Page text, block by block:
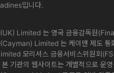
입니다.
Limited 는 영국 금융감독원
Limited 는 케이맨 제도 통
모리셔스 금융서비스위원회
기관의 웹사이트는 개별적으로 운영